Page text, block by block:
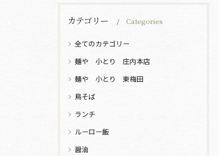
カテゴリー Categories
全てのカテゴリー
麺や 小とり 庄内本店
麺や 小とり 東梅田
鳥そば
ランチ
ルーロー飯
醤油